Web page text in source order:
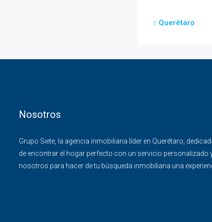
Querétaro
Nosotros
Grupo Siete, la agencia inmobiliaria líder en Querétaro,
de encontrar el hogar perfecto con un servicio personalizado
nosotros para hacer de tu búsqueda inmobiliaria una